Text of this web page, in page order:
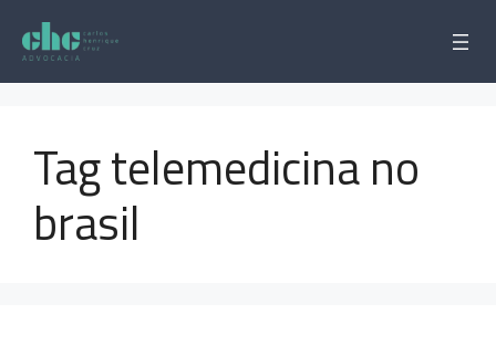
para
conteúdo
Tag telemedicina no
brasil